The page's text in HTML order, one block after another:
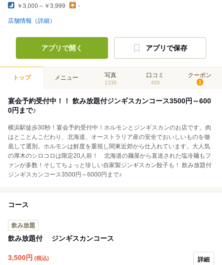
￥3,000～￥3,999 -
店舗情報（詳細）
アプリで開く アプリで保存
トップ メニュー 写真
1338
口コミ
409
クーポン
1
宴会予約受付中！！ 飲み放題付ジンギスカンコース3500円～600
0円まで♪
横浜駅徒歩30秒！宴会予約受付中！ホルモンとジンギスカンのお店です。肉
はとことんこだわり、北海道、オーストラリア産の安全でおいしいものを徹
底して選別。ホルモンは鮮度を重視し関東近郊から仕入れています。大人気
の厚木のシロコロは限定20人前！ 北海道の麺屋から直送された塩冷麺もフ
ァンが多数！そしてちょっと珍しい自家製ジンギスカン餃子も！ 飲み放題付
ジンギスカンコース3500円～6000円まで♪
コース
飲み放題
飲み放題付 ジンギスカンコース
3,500円 (税込) 詳細